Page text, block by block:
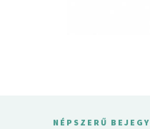
NÉPSZERŰ